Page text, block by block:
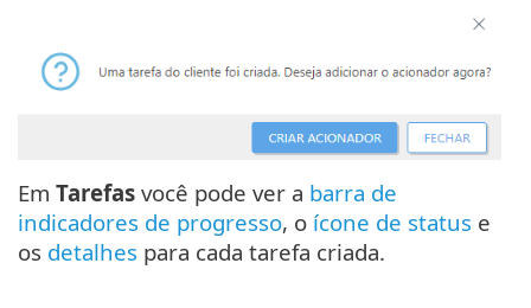
Em Tarefas você pode ver a barra de
indicadores de progresso, o ícone de status e
os detalhes para cada tarefa criada.